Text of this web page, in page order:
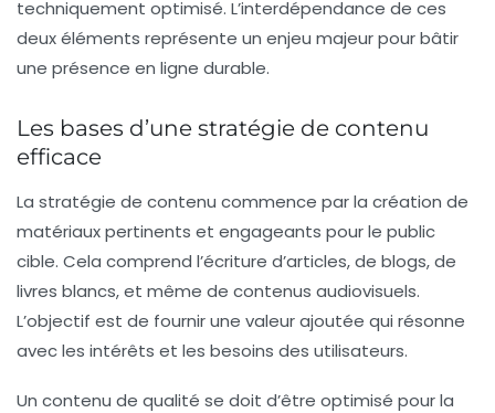
techniquement optimisé. L’interdépendance de ces
deux éléments représente un enjeu majeur pour bâtir
une présence en ligne durable.
Les bases d’une stratégie de contenu
efficace
La stratégie de contenu commence par la création de
matériaux pertinents et engageants pour le public
cible. Cela comprend l’écriture d’articles, de blogs, de
livres blancs, et même de contenus audiovisuels.
L’objectif est de fournir une valeur ajoutée qui résonne
avec les intérêts et les besoins des utilisateurs.
Un contenu de qualité se doit d’être optimisé pour la